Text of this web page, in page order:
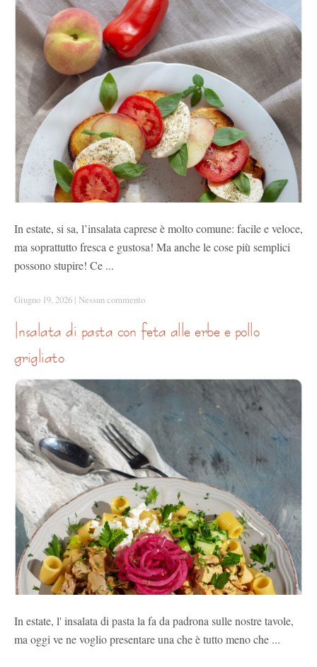
In estate, si sa, l’insalata caprese è molto comune: facile e veloce,
ma soprattutto fresca e gustosa! Ma anche le cose più semplici
possono stupire! Ce ...
Giugno 19, 2026 | Nessun commento
insalata di pasta con feta alle erbe e pollo
grigliato
In estate, l' insalata di pasta la fa da padrona sulle nostre tavole,
ma oggi ve ne voglio presentare una che è tutto meno che ...